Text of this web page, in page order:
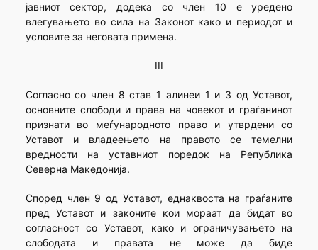
јавниот сектор, додека со член 10 е уредено
влегувањето во сила на Законот како и периодот и
условите за неговата примена.
III
Согласно со член 8 став 1 алинеи 1 и 3 од Уставот,
основните слободи и права на човекот и граѓанинот
признати во меѓународното право и утврдени со
Уставот и владеењето на правото се темелни
вредности на уставниот поредок на Република
Северна Македонија.
Според член 9 од Уставот, еднаквоста на граѓаните
пред Уставот и законите кои мораат да бидат во
согласност со Уставот, како и ограничувањето на
слободата и правата не може да биде